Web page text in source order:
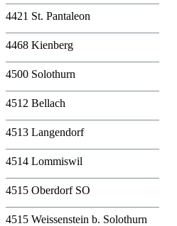
4421 St. Pantaleon
4468 Kienberg
4500 Solothurn
4512 Bellach
4513 Langendorf
4514 Lommiswil
4515 Oberdorf SO
4515 Weissenstein b. Solothurn